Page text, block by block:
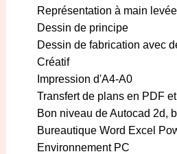
Représentation à main levée
Dessin de principe
Dessin de fabrication avec
Créatif
Impression d'A4-A0
Transfert de plans en PDF
Bon niveau de Autocad 2d,
Bureautique Word Excel
Environnement PC